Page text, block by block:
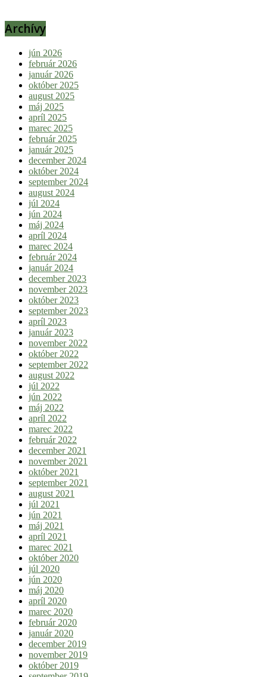
Archívy
jún 2026
február 2026
január 2026
október 2025
august 2025
máj 2025
apríl 2025
marec 2025
február 2025
január 2025
december 2024
október 2024
september 2024
august 2024
júl 2024
jún 2024
máj 2024
apríl 2024
marec 2024
február 2024
január 2024
december 2023
november 2023
október 2023
september 2023
apríl 2023
január 2023
november 2022
október 2022
september 2022
august 2022
júl 2022
jún 2022
máj 2022
apríl 2022
marec 2022
február 2022
december 2021
november 2021
október 2021
september 2021
august 2021
júl 2021
jún 2021
máj 2021
apríl 2021
marec 2021
október 2020
júl 2020
jún 2020
máj 2020
apríl 2020
marec 2020
február 2020
január 2020
december 2019
november 2019
október 2019